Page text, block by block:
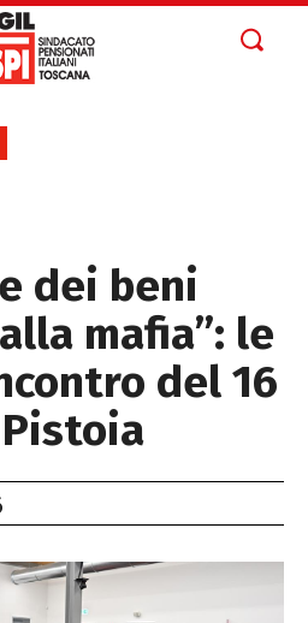
dei beni
mafia”: le
del 16